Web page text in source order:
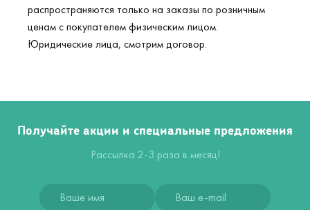
распространяются только на заказы по розничным
ценам с покупателем физическим лицом.
Юридические лица, смотрим договор.
Получайте акции и специальные предложения
Рассылка 2-3 раза в месяц!